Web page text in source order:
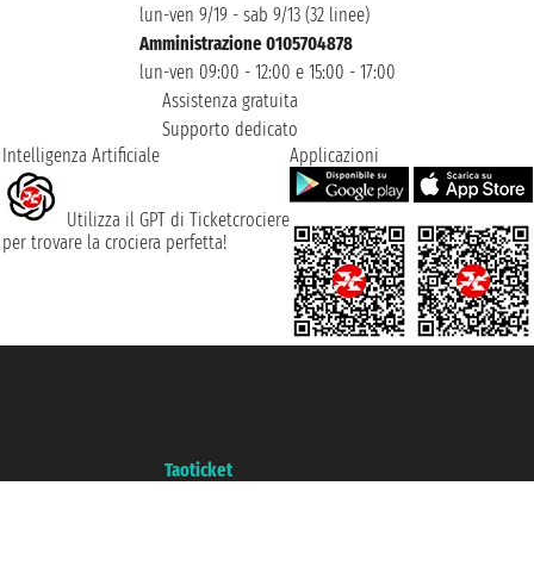
lun-ven 9/19 - sab 9/13 (32 linee)
Amministrazione 0105704878
lun-ven 09:00 - 12:00 e 15:00 - 17:00
Assistenza gratuita
Supporto dedicato
Intelligenza Artificiale
Utilizza il GPT di Ticketcrociere
per trovare la crociera perfetta!
Applicazioni
Taoticket